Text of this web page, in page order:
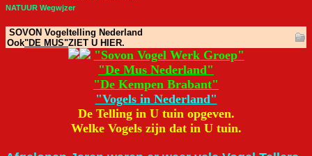
NATUUR Wegwjzer
SOVON Vogeltelling Nederland
Ook"DE MUS"ZIET U HIER.
"Sovon Vogel Werk Groep"
"De Mus Nederland"
"De Kempen Brabant"
"Vogels in Nederland"
De Telling in U tuin opgeven.
Welke Vogels zijn dat in U tuin.